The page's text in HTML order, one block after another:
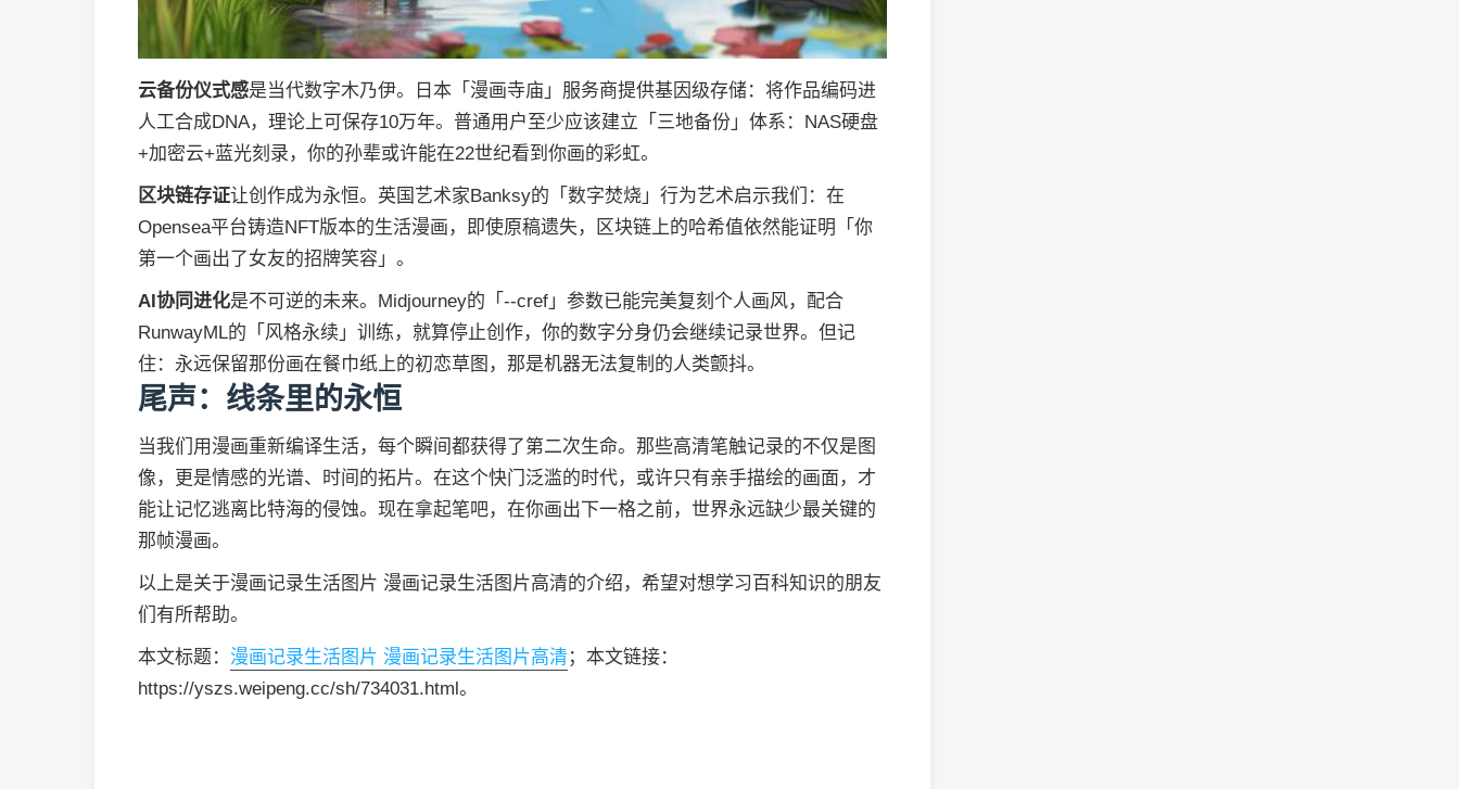
云备份仪式感是当代数字木乃伊。日本「漫画寺庙」服务商提供基因级存储：将作品编码进
人工合成DNA，理论上可保存10万年。普通用户至少应该建立「三地备份」体系：NAS硬盘
+加密云+蓝光刻录，你的孙辈或许能在22世纪看到你画的彩虹。
区块链存证让创作成为永恒。英国艺术家Banksy的「数字焚烧」行为艺术启示我们：在
Opensea平台铸造NFT版本的生活漫画，即使原稿遗失，区块链上的哈希值依然能证明「你
第一个画出了女友的招牌笑容」。
AI协同进化是不可逆的未来。Midjourney的「--cref」参数已能完美复刻个人画风，配合
RunwayML的「风格永续」训练，就算停止创作，你的数字分身仍会继续记录世界。但记
住：永远保留那份画在餐巾纸上的初恋草图，那是机器无法复制的人类颤抖。
尾声：线条里的永恒
当我们用漫画重新编译生活，每个瞬间都获得了第二次生命。那些高清笔触记录的不仅是图
像，更是情感的光谱、时间的拓片。在这个快门泛滥的时代，或许只有亲手描绘的画面，才
能让记忆逃离比特海的侵蚀。现在拿起笔吧，在你画出下一格之前，世界永远缺少最关键的
那帧漫画。
以上是关于漫画记录生活图片 漫画记录生活图片高清的介绍，希望对想学习百科知识的朋友
们有所帮助。
本文标题： 漫画记录生活图片 漫画记录生活图片高清；本文链接：
https://yszs.weipeng.cc/sh/734031.html。